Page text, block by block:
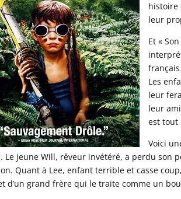
histoire
leur
Et «
Les
leur
leur
est tout
Voici
Le jeune Will, rêveur invétéré, a perdu son
Quant à Lee, enfant terrible et casse
d’un grand frère qui le traite comme un